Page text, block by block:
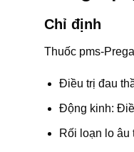
Chỉ định
Thuốc pms-
Ðiều trị đau
Động kinh:
Rối loạn lo